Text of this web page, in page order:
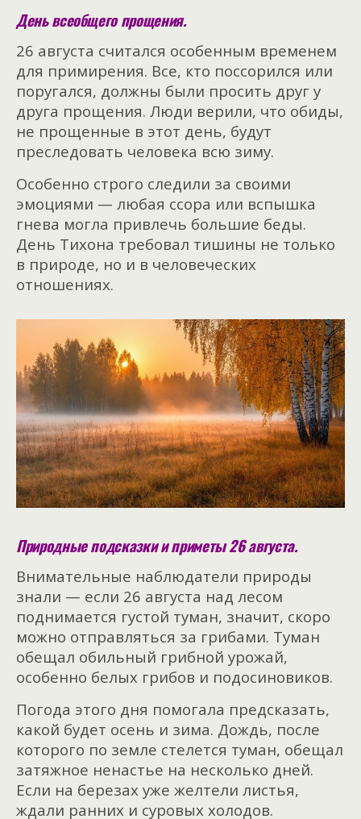
День всеобщего прощения.
26 августа считался особенным временем
для примирения. Все, кто поссорился или
поругался, должны были просить друг у
друга прощения. Люди верили, что обиды,
не прощенные в этот день, будут
преследовать человека всю зиму.
Особенно строго следили за своими
эмоциями — любая ссора или вспышка
гнева могла привлечь большие беды.
День Тихона требовал тишины не только
в природе, но и в человеческих
отношениях.
Природные подсказки и приметы 26 августа.
Внимательные наблюдатели природы
знали — если 26 августа над лесом
поднимается густой туман, значит, скоро
можно отправляться за грибами. Туман
обещал обильный грибной урожай,
особенно белых грибов и подосиновиков.
Погода этого дня помогала предсказать,
какой будет осень и зима. Дождь, после
которого по земле стелется туман, обещал
затяжное ненастье на несколько дней.
Если на березах уже желтели листья,
ждали ранних и суровых холодов.